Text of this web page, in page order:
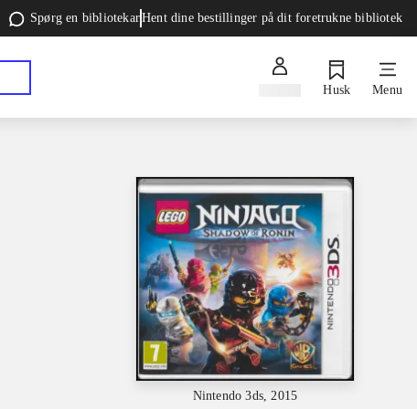
Spørg en bibliotekarHent dine bestillinger på dit foretrukne bibliotek
Husk Menu
Nintendo 3ds, 2015